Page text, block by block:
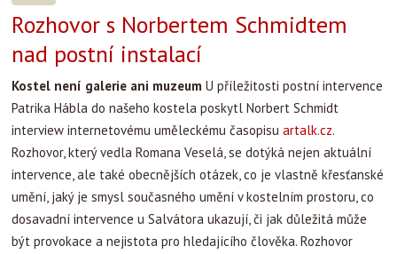
Rozhovor s Norbertem Schmidtem
nad postní instalací
Kostel není galerie ani muzeum U příležitosti postní intervence
Patrika Hábla do našeho kostela poskytl Norbert Schmidt
interview internetovému uměleckému časopisu artalk.cz.
Rozhovor, který vedla Romana Veselá, se dotýká nejen aktuální
intervence, ale také obecnějších otázek, co je vlastně křesťanské
umění, jaký je smysl současného umění v kostelním prostoru, co
dosavadní intervence u Salvátora ukazují, či jak důležitá může
být provokace a nejistota pro hledajícího člověka. Rozhovor